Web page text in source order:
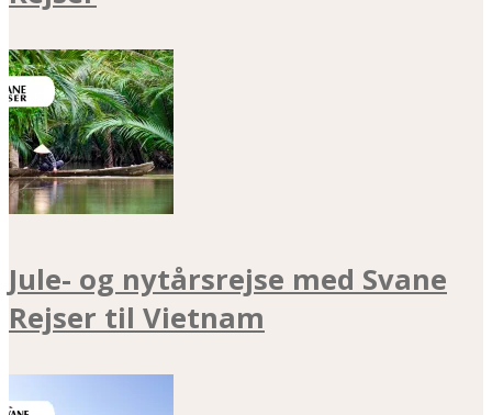
Jule- og nytårsrejse med Svane
Rejser til Vietnam